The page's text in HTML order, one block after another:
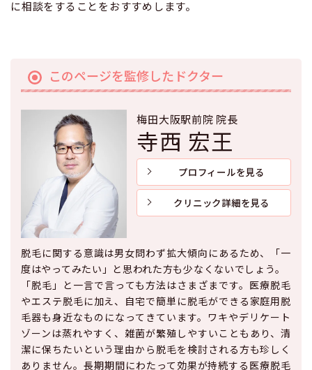
に相談をすることをおすすめします。
このページを監修したドクター
梅田大阪駅前院 院長
寺西 宏王
プロフィールを見る
クリニック詳細を見る
脱毛に関する意識は男女問わず拡大傾向にあるため、「一
度はやってみたい」と思われた方も少なくないでしょう。
「脱毛」と一言で言っても方法はさまざまです。医療脱毛
やエステ脱毛に加え、自宅で簡単に脱毛ができる家庭用脱
毛器も身近なものになってきています。ワキやデリケート
ゾーンは蒸れやすく、雑菌が繁殖しやすいこともあり、清
潔に保ちたいという理由から脱毛を検討される方も珍しく
ありません。長期期間にわたって効果が持続する医療脱毛